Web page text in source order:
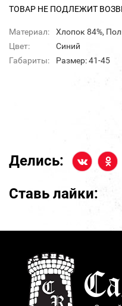
ТОВАР НЕ ПОДЛЕЖИТ
Материал:
Хлопок 84%,
Цвет:
Синий
Габариты:
Размер: 41-45
Делись:
Ставь лайки: